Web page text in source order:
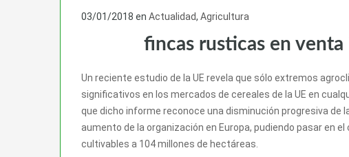
03/01/2018 en Actualidad, Agricultura
fincas rusticas en
Un reciente estudio de la UE revela que sólo extremos
significativos en los mercados de cereales de la UE en
que dicho informe reconoce una disminución progresiva de
aumento de la organización en Europa, pudiendo pasar en
cultivables a 104 millones de hectáreas.